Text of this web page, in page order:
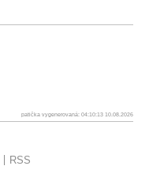
patička vygenerovaná: 04:10:13 10.08.2026
RSS